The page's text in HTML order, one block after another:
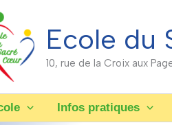
Ecole du
10, rue de la Croix aux
Infos pratiques